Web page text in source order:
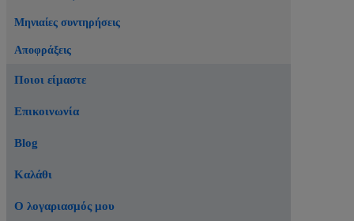
Μηνιαίες συντηρήσεις
Αποφράξεις
Ποιοι είμαστε
Επικοινωνία
Blog
Καλάθι
Ο λογαριασμός μου